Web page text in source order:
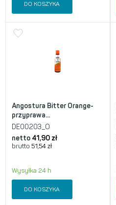
DO KOSZYKA
Angostura Bitter Orange-
przyprawa...
DE00203_O
netto 41,90 zł
brutto 51,54 zł
Wysyłka 24 h
DO KOSZYKA